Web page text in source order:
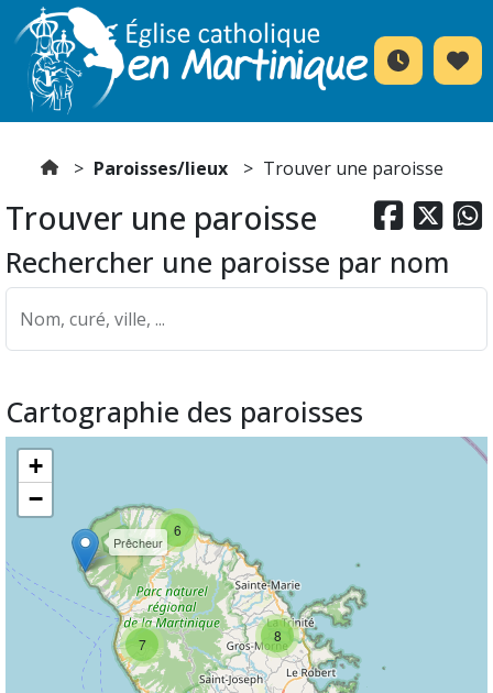
Paroisses/lieux Trouver une paroisse
  
Trouver une paroisse
Rechercher une paroisse par nom
Nom, curé, ville, ...
Cartographie des paroisses
8
7
6
Prêcheur
+
−